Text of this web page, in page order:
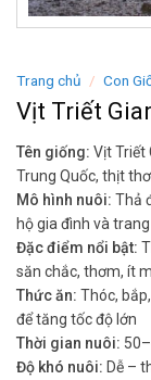
Trang chủ / Con
Vịt Triết
Tên giống: Vịt Triết
Trung Quốc, thịt
Mô hình nuôi: Thả
hộ gia đình và
Đặc điểm nổi bật:
săn chắc, thơm, ít
Thức ăn: Thóc,
để tăng tốc độ lớn
Thời gian nuôi:
Độ khó nuôi: Dễ –